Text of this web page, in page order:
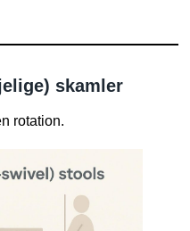
skamler
rotation.